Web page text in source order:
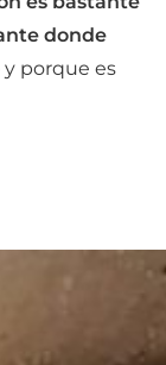
donde
porque es